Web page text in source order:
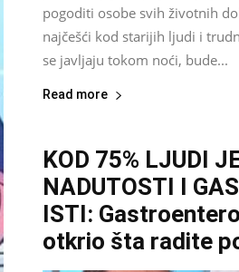
pogoditi osobe svih životnih
najčešći kod starijih ljudi i
se javljaju tokom noći, bude...
Read more
KOD 75% LJUDI
NADUTOSTI I
ISTI:
otkrio šta radite